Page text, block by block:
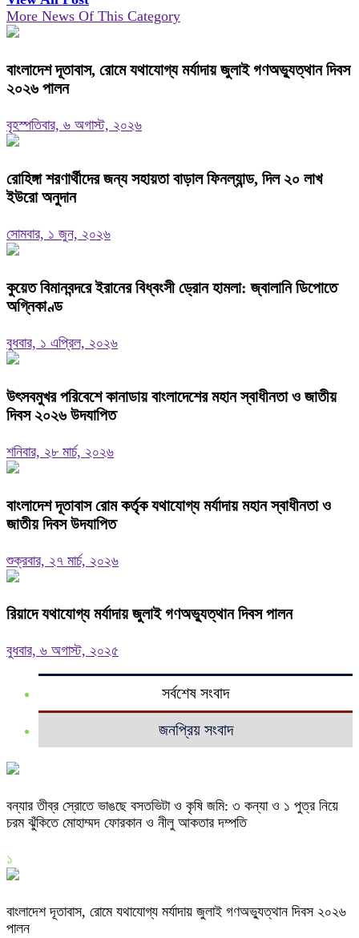
More News Of This Category
বাংলাদেশ দূতাবাস, রোমে যথাযোগ্য মর্যাদায় জুলাই গণঅভ্যুত্থান দিবস
২০২৬ পালন
বৃহস্পতিবার, ৬ অগাস্ট, ২০২৬
রোহিঙ্গা শরণার্থীদের জন্য সহায়তা বাড়াল ফিনল্যান্ড, দিল ২০ লাখ
ইউরো অনুদান
সোমবার, ১ জুন, ২০২৬
কুয়েত বিমানবন্দরে ইরানের বিধ্বংসী ড্রোন হামলা: জ্বালানি ডিপোতে
অগ্নিকাণ্ড
বুধবার, ১ এপ্রিল, ২০২৬
উৎসবমুখর পরিবেশে কানাডায় বাংলাদেশের মহান স্বাধীনতা ও জাতীয়
দিবস ২০২৬ উদযাপিত
শনিবার, ২৮ মার্চ, ২০২৬
বাংলাদেশ দূতাবাস রোম কর্তৃক যথাযোগ্য মর্যাদায় মহান স্বাধীনতা ও
জাতীয় দিবস উদযাপিত
শুক্রবার, ২৭ মার্চ, ২০২৬
রিয়াদে যথাযোগ্য মর্যাদায় জুলাই গণঅভ্যুত্থান দিবস পালন
বুধবার, ৬ অগাস্ট, ২০২৫
সর্বশেষ সংবাদ
জনপ্রিয় সংবাদ
বন্যার তীব্র স্রোতে ভাঙছে বসতভিটা ও কৃষি জমি: ৩ কন্যা ও ১ পুত্র নিয়ে
চরম ঝুঁকিতে মোহাম্মদ ফোরকান ও নীলু আকতার দম্পতি
১
বাংলাদেশ দূতাবাস, রোমে যথাযোগ্য মর্যাদায় জুলাই গণঅভ্যুত্থান দিবস ২০২৬
পালন